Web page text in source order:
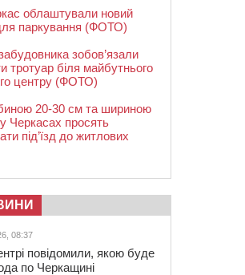
облаштували новий
паркування (ФОТО)
зобов’язали
тротуар біля майбутнього
центру (ФОТО)
20-30 см та шириною
Черкасах просять
під’їзд до житлових
08:37
повідомили, якою буде
по Черкащині